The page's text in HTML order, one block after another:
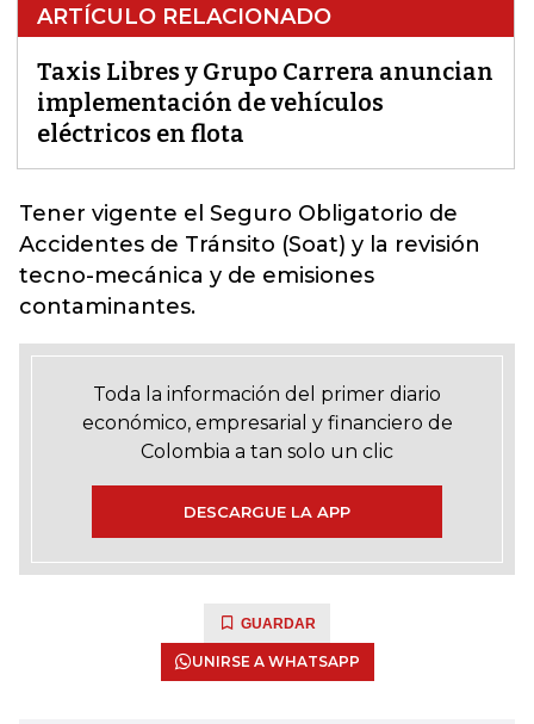
ARTÍCULO RELACIONADO
Taxis Libres y Grupo Carrera anuncian
implementación de vehículos
eléctricos en flota
Tener vigente el Seguro Obligatorio de
Accidentes de Tránsito (Soat) y la revisión
tecno-mecánica y de emisiones
contaminantes.
Toda la información del primer diario
económico, empresarial y financiero de
Colombia a tan solo un clic
DESCARGUE LA APP
GUARDAR
UNIRSE A WHATSAPP